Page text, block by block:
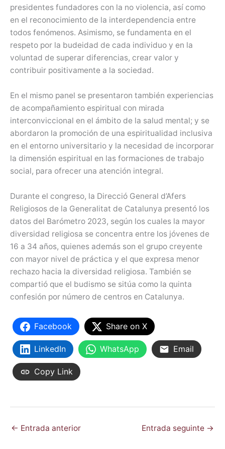
presidentes fundadores con la no violencia, así como
en el reconocimiento de la interdependencia entre
todos fenómenos. Asimismo, se fundamenta en el
respeto por la budeidad de cada individuo y en la
voluntad de superar diferencias, crear valor y
contribuir positivamente a la sociedad.
En el mismo panel se presentaron también experiencias
de acompañamiento espiritual con mirada
interconviccional en el ámbito de la salud mental; y se
abordaron la promoción de una espiritualidad inclusiva
en el entorno universitario y la necesidad de incorporar
la dimensión espiritual en las formaciones de trabajo
social, para ofrecer una atención integral.
Durante el congreso, la Direcció General d’Afers
Religiosos de la Generalitat de Catalunya presentó los
datos del Barómetro 2023, según los cuales la mayor
diversidad religiosa se concentra entre los jóvenes de
16 a 34 años, quienes además son el grupo creyente
con mayor nivel de práctica y el que expresa menor
rechazo hacia la diversidad religiosa. También se
compartió que el budismo se sitúa como la quinta
confesión por número de centros en Catalunya.
Facebook Share on X
LinkedIn WhatsApp Email
Copy Link
← Entrada anterior Entrada seguinte →